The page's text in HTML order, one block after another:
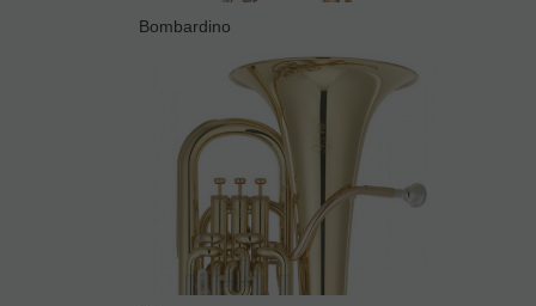
Bombardino